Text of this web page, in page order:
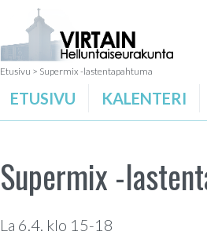
Etusivu > Supermix -lastentapahtuma
ETUSIVU KALENTERI
Supermix -
La 6.4. klo 15-18